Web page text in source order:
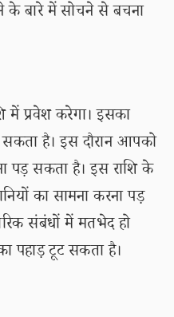
के बारे में सोचने से बचना
में प्रवेश करेगा। इसका
है। इस दौरान आपको
पड़ सकता है। इस राशि के
का सामना करना पड़
संबंधों में मतभेद हो
पहाड़ टूट सकता है।